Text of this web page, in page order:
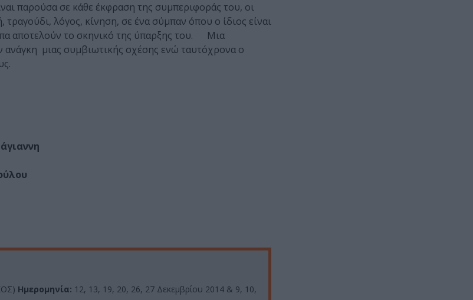
παρούσα σε κάθε έκφραση της συμπεριφοράς του, οι
τραγούδι, λόγος, κίνηση, σε ένα σύμπαν όπου ο ίδιος είναι
αποτελούν το σκηνικό της ύπαρξης του. Μια
μιας συμβιωτικής σχέσης ενώ ταυτόχρονα ο
Ημερομηνία: 12, 13, 19, 20, 26, 27 Δεκεμβρίου 2014 & 9, 10,